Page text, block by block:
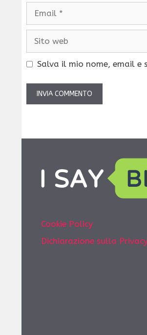
Email
Sito
Salva il mio nome, email e
Cookie Policy
Dichiarazione sulla